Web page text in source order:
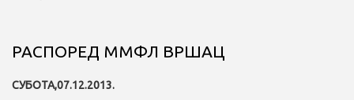
РАСПОРЕД ММФЛ ВРШАЦ
СУБОТА,07.12.2013.